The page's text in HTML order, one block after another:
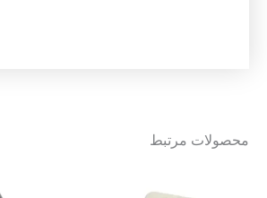
محصولات مرتبط